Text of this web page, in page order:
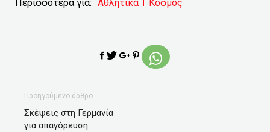
Περισσότερα για: Αθλητικά Κόσμος
Προηγούμενο άρθρο
Σκέψεις στη Γερμανία
για απαγόρευση